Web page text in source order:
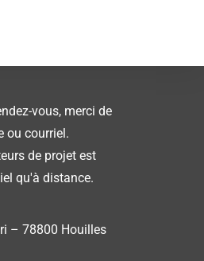
vous, merci de
ou courriel.
de projet est
qu'à distance.
– 78800 Houilles